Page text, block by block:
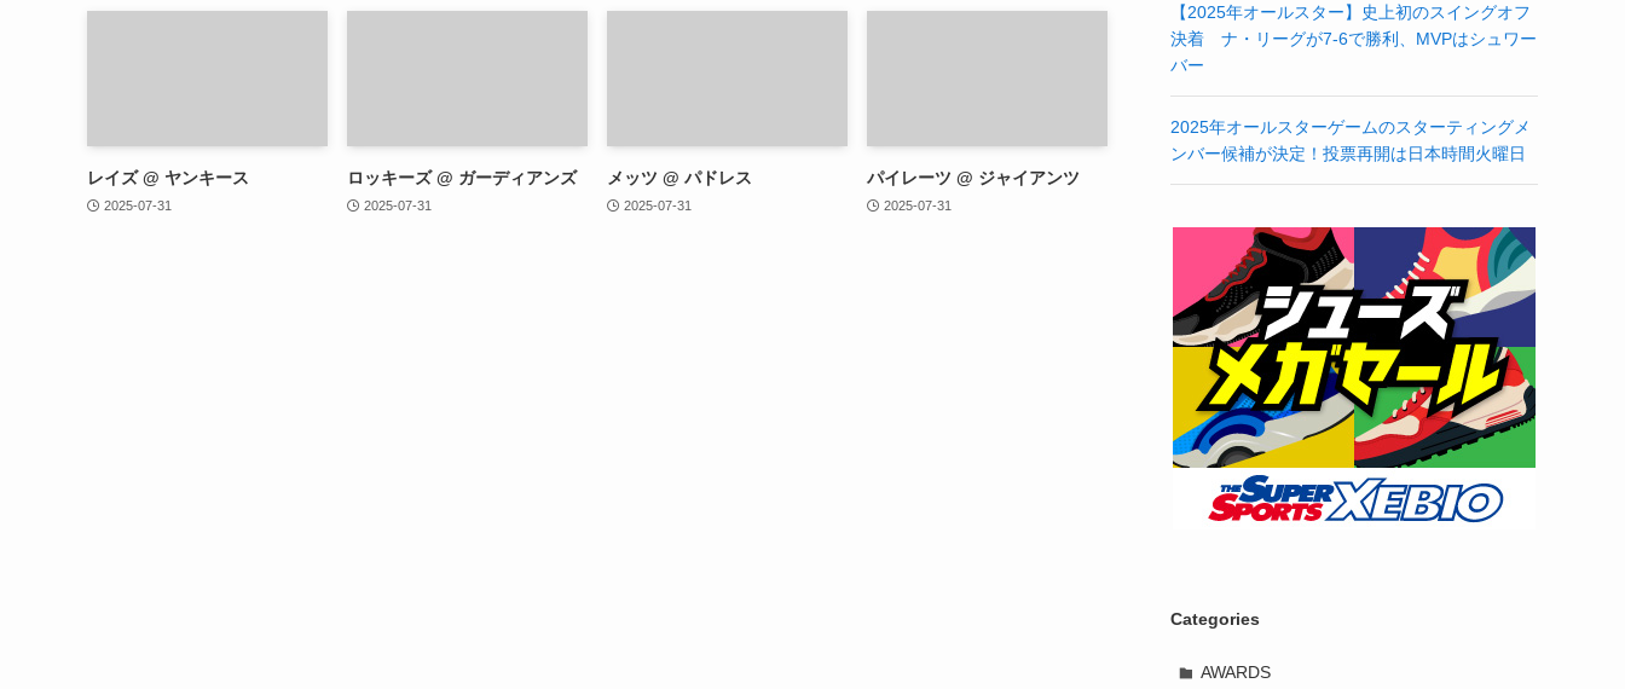
レイズ @ ヤンキース
2025-07-31
ロッキーズ @ ガーディアンズ
2025-07-31
メッツ @ パドレス
2025-07-31
パイレーツ @ ジャイアンツ
2025-07-31
【2025年オールスター】史上初のスイングオフ
決着 ナ・リーグが7-6で勝利、MVPはシュワー
バー
2025年オールスターゲームのスターティングメ
ンバー候補が決定！投票再開は日本時間火曜日
Categories
AWARDS